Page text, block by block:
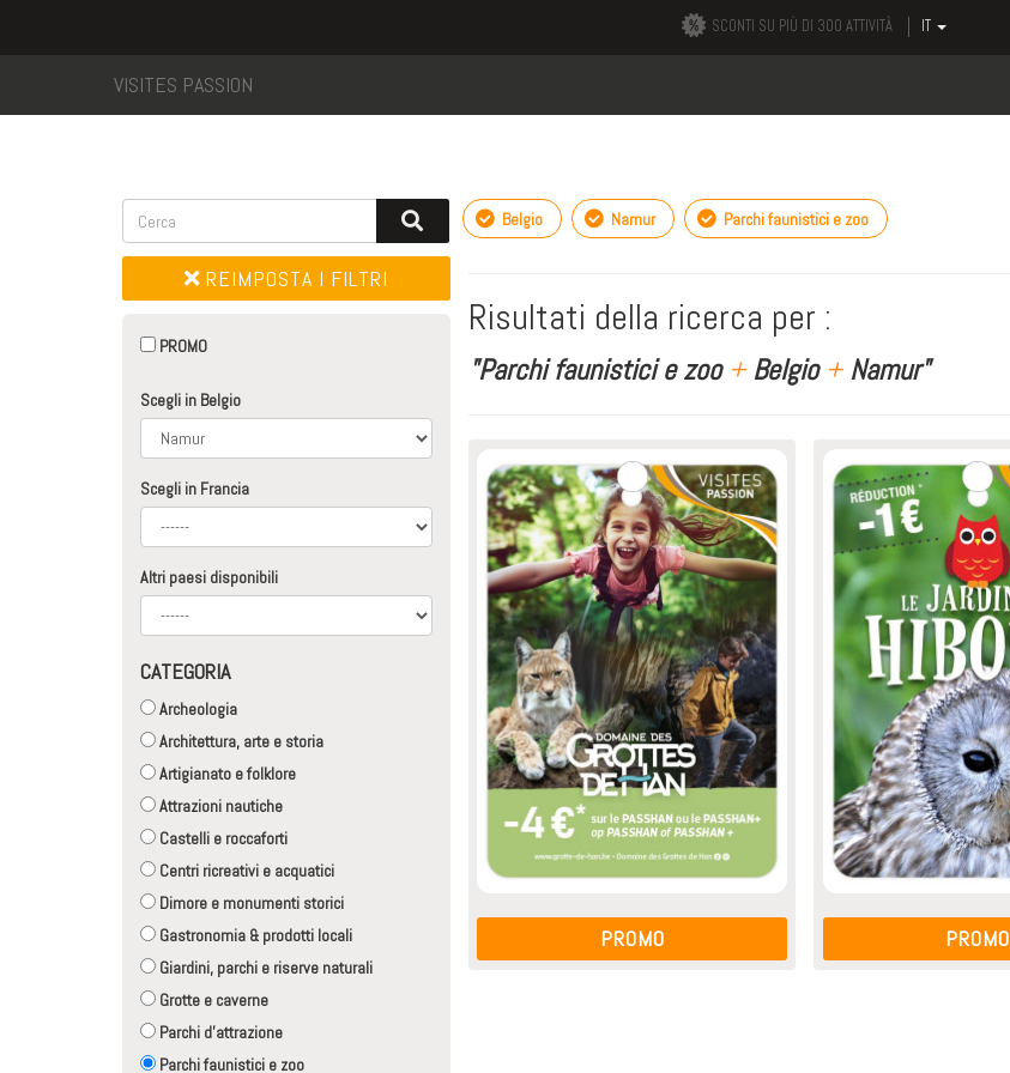
SCONTI SU PIÙ DI 300 ATTIVITÀ IT
VISITES PASSION
REIMPOSTA I FILTRI
PROMO
Scegli in Belgio
Scegli in Francia
Altri paesi disponibili
CATEGORIA
Archeologia
Architettura, arte e storia
Artigianato e folklore
Attrazioni nautiche
Castelli e roccaforti
Centri ricreativi e acquatici
Dimore e monumenti storici
Gastronomia & prodotti locali
Giardini, parchi e riserve naturali
Grotte e caverne
Parchi d'attrazione
Parchi faunistici e zoo
Belgio Namur Parchi faunistici e zoo
Risultati della ricerca per :
"Parchi faunistici e zoo +Belgio +Namur"
PROMO PROMO